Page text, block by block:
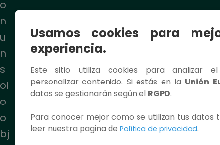
o
n
u
n
s
ol
o
o
bj
Usamos cookies para
experiencia.
Este sitio utiliza cookies para analizar
personalizar contenido. Si estás en la Unión
datos se gestionarán según el RGPD.
Para conocer mejor como se utilizan tus datos
leer nuestra pagina de Política de privacidad.